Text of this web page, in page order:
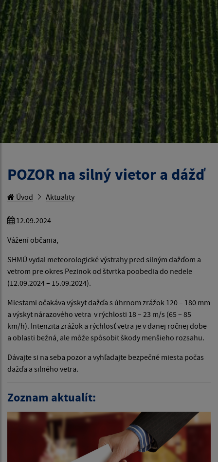
POZOR na silný vietor a dážď
Úvod Aktuality
12.09.2024
Vážení občania,
SHMÚ vydal meteorologické výstrahy pred silným dažďom a
vetrom pre okres Pezinok od štvrtka poobedia do nedele
(12.09.2024 – 15.09.2024).
Miestami očakáva výskyt dažďa s úhrnom zrážok 120 – 180 mm
a výskyt nárazového vetra v rýchlosti 18 – 23 m/s (65 – 85
km/h). Intenzita zrážok a rýchlosť vetra je v danej ročnej dobe
a oblasti bežná, ale môže spôsobiť škody menšieho rozsahu.
Dávajte si na seba pozor a vyhľadajte bezpečné miesta počas
dažďa a silného vetra.
Zoznam aktualít: